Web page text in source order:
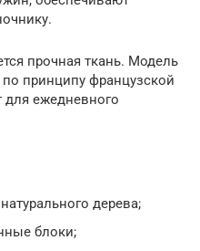
прочная ткань. Модель
принципу французской
для ежедневного
дерева;
блоки;